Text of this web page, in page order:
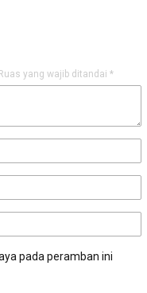
Ruas yang wajib ditandai *
pada peramban ini